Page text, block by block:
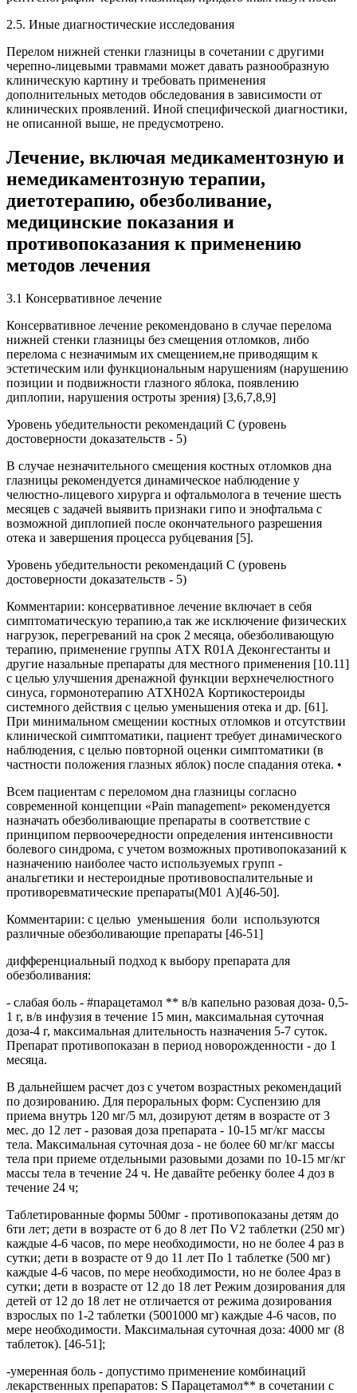
2.5. Иные диагностические исследования
Перелом нижней стенки глазницы в сочетании с другими
черепно-лицевыми травмами может давать разнообразную
клиническую картину и требовать применения
дополнительных методов обследования в зависимости от
клинических проявлений. Иной специфической диагностики,
не описанной выше, не предусмотрено.
Лечение, включая медикаментозную и
немедикаментозную терапии,
диетотерапию, обезболивание,
медицинские показания и
противопоказания к применению
методов лечения
3.1 Консервативное лечение
Консервативное лечение рекомендовано в случае перелома
нижней стенки глазницы без смещения отломков, либо
перелома с незначимым их смещением,не приводящим к
эстетическим или функциональным нарушениям (нарушению
позиции и подвижности глазного яблока, появлению
диплопии, нарушения остроты зрения) [3,6,7,8,9]
Уровень убедительности рекомендаций С (уровень
достоверности доказательств - 5)
В случае незначительного смещения костных отломков дна
глазницы рекомендуется динамическое наблюдение у
челюстно-лицевого хирурга и офтальмолога в течение шесть
месяцев с задачей выявить признаки гипо и энофтальма с
возможной диплопией после окончательного разрешения
отека и завершения процесса рубцевания [5].
Уровень убедительности рекомендаций С (уровень
достоверности доказательств - 5)
Комментарии: консервативное лечение включает в себя
симптоматическую терапию,а так же исключение физических
нагрузок, перегреваний на срок 2 месяца, обезболивающую
терапию, применение группы АТХ R01A Деконгестанты и
другие назальные препараты для местного применения [10.11]
с целью улучшения дренажной функции верхнечелюстного
синуса, гормонотерапию АТХН02А Кортикостероиды
системного действия с целью уменьшения отека и др. [61].
При минимальном смещении костных отломков и отсутствии
клинической симптоматики, пациент требует динамического
наблюдения, с целью повторной оценки симптоматики (в
частности положения глазных яблок) после спадания отека. •
Всем пациентам с переломом дна глазницы согласно
современной концепции «Pain management» рекомендуется
назначать обезболивающие препараты в соответствие с
принципом первоочередности определения интенсивности
болевого синдрома, с учетом возможных противопоказаний к
назначению наиболее часто используемых групп -
анальгетики и нестероидные противовоспалительные и
противоревматические препараты(М01 A)[46-50].
Комментарии: с целью уменьшения боли используются
различные обезболивающие препараты [46-51]
дифференциальный подход к выбору препарата для
обезболивания:
- слабая боль - #парацетамол ** в/в капельно разовая доза- 0,5-
1 г, в/в инфузия в течение 15 мин, максимальная суточная
доза-4 г, максимальная длительность назначения 5-7 суток.
Препарат противопоказан в период новорожденности - до 1
месяца.
В дальнейшем расчет доз с учетом возрастных рекомендаций
по дозированию. Для пероральных форм: Суспензию для
приема внутрь 120 мг/5 мл, дозируют детям в возрасте от 3
мес. до 12 лет - разовая доза препарата - 10-15 мг/кг массы
тела. Максимальная суточная доза - не более 60 мг/кг массы
тела при приеме отдельными разовыми дозами по 10-15 мг/кг
массы тела в течение 24 ч. Не давайте ребенку более 4 доз в
течение 24 ч;
Таблетированные формы 500мг - противопоказаны детям до
6ти лет; дети в возрасте от 6 до 8 лет По V2 таблетки (250 мг)
каждые 4-6 часов, по мере необходимости, но не более 4 раз в
сутки; дети в возрасте от 9 до 11 лет По 1 таблетке (500 мг)
каждые 4-6 часов, по мере необходимости, но не более 4раз в
сутки; дети в возрасте от 12 до 18 лет Режим дозирования для
детей от 12 до 18 лет не отличается от режима дозирования
взрослых по 1-2 таблетки (5001000 мг) каждые 4-6 часов, по
мере необходимости. Максимальная суточная доза: 4000 мг (8
таблеток). [46-51];
-умеренная боль - допустимо применение комбинаций
лекарственных препаратов: S Парацетамол** в сочетании с